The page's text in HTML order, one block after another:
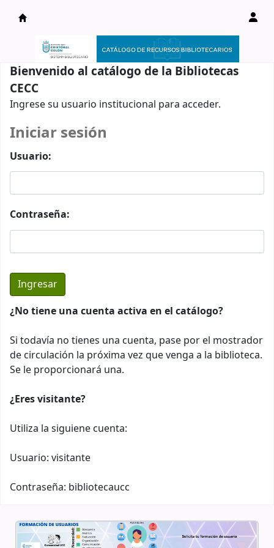
Catálogo en línea
Bienvenido al catálogo de la Bibliotecas
CECC
Ingrese su usuario institucional para acceder.
Iniciar sesión
Usuario:
Contraseña:
¿No tiene una cuenta activa en el catálogo?
Si todavía no tienes una cuenta, pase por el mostrador
de circulación la próxima vez que venga a la biblioteca.
Se le proporcionará una.
¿Eres visitante?
Utiliza la siguiene cuenta:
Usuario: visitante
Contraseña: bibliotecaucc